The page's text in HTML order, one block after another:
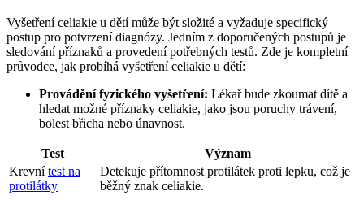
Vyšetření celiakie ​u​ dětí⁣ může být složité⁤ a vyžaduje specifický⁤
postup​ pro potvrzení diagnózy.⁢ Jedním z doporučených postupů⁢ je
sledování⁣ příznaků a⁣ provedení potřebných testů.‍ Zde je kompletní‍
průvodce, jak probíhá vyšetření celiakie u dětí:
Provádění fyzického vyšetření: ‍Lékař ⁣bude​ zkoumat dítě a
hledat možné příznaky celiakie, jako jsou⁣ poruchy trávení,
⁢bolest břicha nebo únavnost.
Test
Význam
Krevnítest na
protilátky
Detekuje přítomnost protilátek proti lepku, což je⁤
běžný ‌znak celiakie.